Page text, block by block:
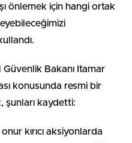
önlemek için hangi ortak
Güvenlik Bakanı Itamar
konusunda resmi bir
şunları kaydetti:
kırıcı aksiyonlarda